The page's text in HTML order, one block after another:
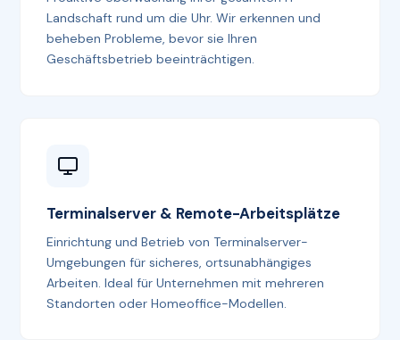
Landschaft rund um die Uhr. Wir erkennen und
beheben Probleme, bevor sie Ihren
Geschäftsbetrieb beeinträchtigen.
Terminalserver & Remote-Arbeitsplätze
Einrichtung und Betrieb von Terminalserver-
Umgebungen für sicheres, ortsunabhängiges
Arbeiten. Ideal für Unternehmen mit mehreren
Standorten oder Homeoffice-Modellen.